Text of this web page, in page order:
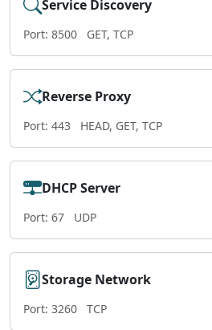
Service Discovery
Port: 8500 GET, TCP
Reverse Proxy
Port: 443 HEAD, GET, TCP
DHCP Server
Port: 67 UDP
Storage Network
Port: 3260 TCP